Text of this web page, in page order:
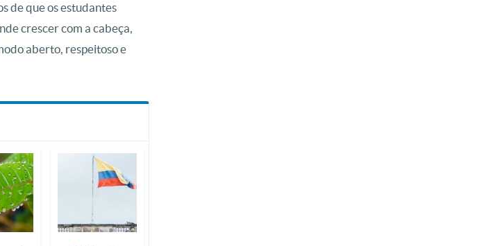
de que os estudantes
crescer com a cabeça,
aberto, respeitoso e